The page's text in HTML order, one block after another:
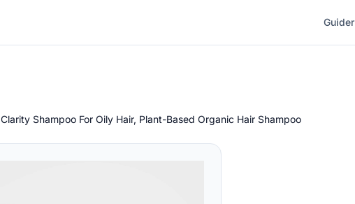
Guider
Clarity Shampoo For Oily Hair, Plant-Based Organic Hair Shampoo